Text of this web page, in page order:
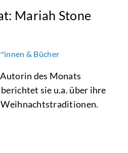
Mariah Stone
& Bücher
des Monats
sie u.a. über ihre